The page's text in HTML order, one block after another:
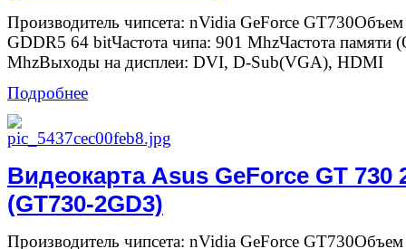
Производитель чипсета: nVidia GeForce
GDDR5 64 bitЧастота чипа: 901 MhzЧастота памяти
MhzВыходы на дисплеи: DVI, D-Sub(VGA), HDMI
Подробнее
Видеокарта Asus GeForce GT 730
(GT730-2GD3)
Производитель чипсета: nVidia GeForce